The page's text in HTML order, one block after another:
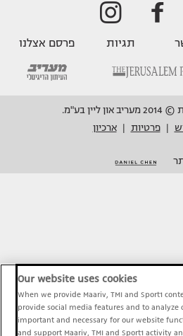
תגיות פרסם אצלנו
בע"מ.
פרטיות ארכיון
Our website uses cookies
When we provide Maariv, TMI and Sport1
provide social media features and to analyze
important and necessary for our website
and support Maariv, TMI and Sport1 activity